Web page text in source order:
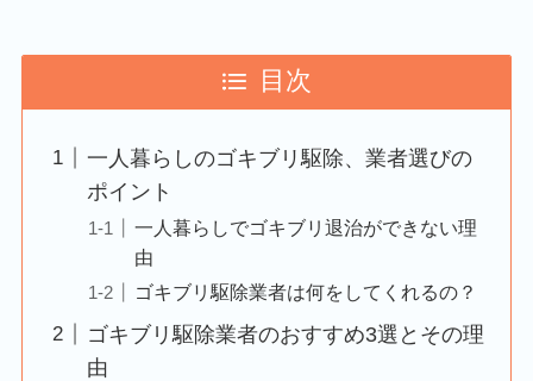
目次
一人暮らしのゴキブリ駆除、業者選びの
ポイント
一人暮らしでゴキブリ退治ができない理
由
ゴキブリ駆除業者は何をしてくれるの？
ゴキブリ駆除業者のおすすめ3選とその理
由